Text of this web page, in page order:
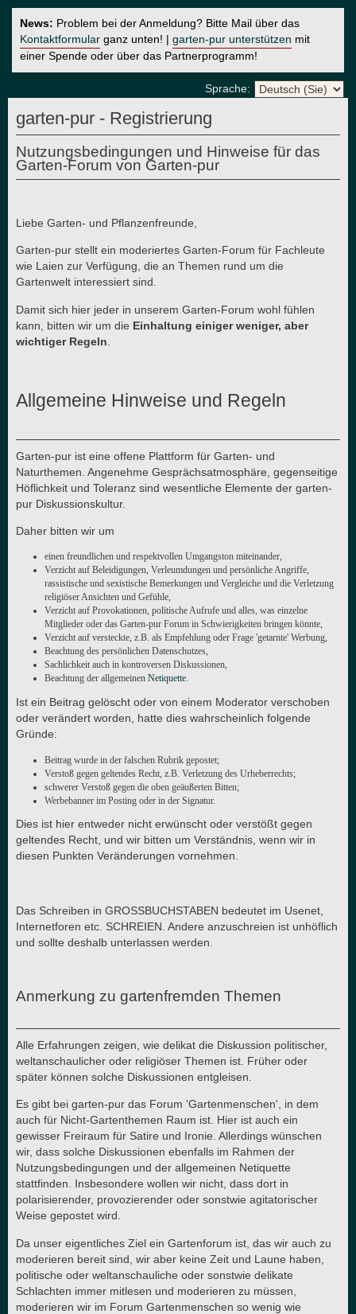
News: Problem bei der Anmeldung? Bitte Mail über das
Kontaktformular ganz unten! | garten-pur unterstützen mit
einer Spende oder über das Partnerprogramm!
Sprache:
garten-pur - Registrierung
Nutzungsbedingungen und Hinweise für das
Garten-Forum von Garten-pur
Liebe Garten- und Pflanzenfreunde,
Garten-pur stellt ein moderiertes Garten-Forum für Fachleute
wie Laien zur Verfügung, die an Themen rund um die
Gartenwelt interessiert sind.
Damit sich hier jeder in unserem Garten-Forum wohl fühlen
kann, bitten wir um die Einhaltung einiger weniger, aber
wichtiger Regeln
Allgemeine Hinweise und Regeln
Garten-pur ist eine offene Plattform für Garten- und
Naturthemen. Angenehme Gesprächsatmosphäre, gegenseitige
Höflichkeit und Toleranz sind wesentliche Elemente der garten-
pur Diskussionskultur.
Daher bitten wir um
einen freundlichen und respektvollen Umgangston miteinander,
Verzicht auf Beleidigungen, Verleumdungen und persönliche Angriffe,
rassistische und sexistische Bemerkungen und Vergleiche und die Verletzung
religiöser Ansichten und Gefühle,
Verzicht auf Provokationen, politische Aufrufe und alles, was einzelne
Mitglieder oder das Garten-pur Forum in Schwierigkeiten bringen könnte,
Verzicht auf versteckte, z.B. als Empfehlung oder Frage 'getarnte' Werbung,
Beachtung des persönlichen Datenschutzes,
Sachlichkeit auch in kontroversen Diskussionen,
Beachtung der allgemeinen Netiquette.
Ist ein Beitrag gelöscht oder von einem Moderator verschoben
oder verändert worden, hatte dies wahrscheinlich folgende
Gründe:
Beitrag wurde in der falschen Rubrik gepostet;
Verstoß gegen geltendes Recht, z.B. Verletzung des Urheberrechts;
schwerer Verstoß gegen die oben geäußerten Bitten;
Werbebanner im Posting oder in der Signatur.
Dies ist hier entweder nicht erwünscht oder verstößt gegen
geltendes Recht, und wir bitten um Verständnis, wenn wir in
diesen Punkten Veränderungen vornehmen.
Das Schreiben in GROSSBUCHSTABEN bedeutet im Usenet,
Internetforen etc. SCHREIEN. Andere anzuschreien ist unhöflich
und sollte deshalb unterlassen werden.
Anmerkung zu gartenfremden Themen
Alle Erfahrungen zeigen, wie delikat die Diskussion politischer,
weltanschaulicher oder religiöser Themen ist. Früher oder
später können solche Diskussionen entgleisen.
Es gibt bei garten-pur das Forum 'Gartenmenschen', in dem
auch für Nicht-Gartenthemen Raum ist. Hier ist auch ein
gewisser Freiraum für Satire und Ironie. Allerdings wünschen
wir, dass solche Diskussionen ebenfalls im Rahmen der
Nutzungsbedingungen und der allgemeinen Netiquette
stattfinden. Insbesondere wollen wir nicht, dass dort in
polarisierender, provozierender oder sonstwie agitatorischer
Weise gepostet wird.
Da unser eigentliches Ziel ein Gartenforum ist, das wir auch zu
moderieren bereit sind, wir aber keine Zeit und Laune haben,
politische oder weltanschauliche oder sonstwie delikate
Schlachten immer mitlesen und moderieren zu müssen,
moderieren wir im Forum Gartenmenschen so wenig wie